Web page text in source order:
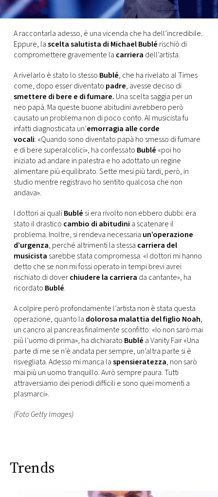
PRINCIPATO
DI
RMC
A raccontarla adesso, è una vicenda che ha dell’incredibile.
Eppure, lascelta salutista di Michael Bublé rischiò di
compromettere gravemente la carriera dell’artista.
A rivelarlo è stato lo stesso Bublé, che ha rivelato al Times
come, dopo esser diventato padre, avesse deciso di
smettere di bere e di fumare. Una scelta saggia per un
neo papà. Ma queste buone abitudini avrebbero però
causato un problema non di poco conto. Al musicista fu
infatti diagnosticata un’emorragia alle corde
vocali: «Quando sono diventato papà ho smesso di fumare
e di bere superalcolici», ha confessato Bublé «poi ho
iniziato ad andare in palestra e ho adottato un regine
alimentare più equilibrato. Sette mesi più tardi, però, in
studio mentre registravo ho sentito qualcosa che non
andava».
I dottori ai qualiBublé si era rivolto non ebbero dubbi: era
stato il drastico cambio di abitudini a scatenare il
problema. Inoltre, si rendeva necessaria un’operazione
d’urgenza, perché altrimenti la stessa carriera del
musicista sarebbe stata compromessa. «I dottori mi hanno
detto che se non mi fossi operato in tempi brevi avrei
rischiato di doverchiudere la carriera da cantante», ha
ricordato Bublé.
A colpire però profondamente l’artista non è stata questa
operazione, quanto la dolorosa malattia del figlio Noah,
un cancro al pancreas finalmente sconfitto: «Io non sarò mai
più l’uomo di prima», ha dichiarato Bublé a Vanity Fair «Una
parte di me se n’è andata per sempre, un’altra parte si è
risvegliata. Adesso mi manca laspensieratezza, non sarò
mai più un uomo tranquillo. Avrò sempre paura. Tutti
attraversiamo dei periodi difficili e sono quei momenti a
plasmarci».
(Foto Getty Images)
Trends